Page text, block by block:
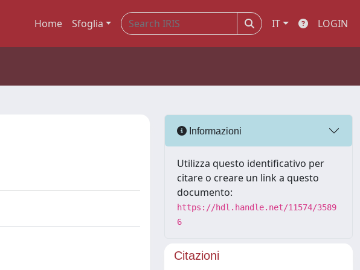
Home Sfoglia IT LOGIN
Informazioni
Utilizza questo identificativo per
citare o creare un link a questo
documento:
https://hdl.handle.net/11574/3589
6
Citazioni